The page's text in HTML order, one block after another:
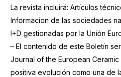
La revista incluirá: Artículos
Informacion de las sociedades
I+D gestionadas por la Unión
– El contenido de este Boletín
Journal of the European
positiva evolución como una de